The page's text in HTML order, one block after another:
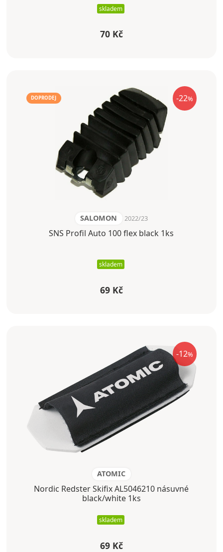
skladem
70 Kč
-22%
DOPRODEJ
SALOMON 2022/23
SNS Profil Auto 100 flex black 1ks
skladem
69 Kč
-12%
ATOMIC
Nordic Redster Skifix AL5046210 násuvné
black/white 1ks
skladem
69 Kč